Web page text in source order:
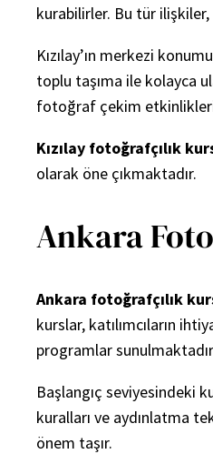
kurabilirler. Bu tür
Kızılay’ın merkezi
toplu taşıma ile kolayca
fotoğraf çekim etkinlikleri
Kızılay fotoğrafçılık
olarak öne çıkmaktadır.
Ankara
Ankara fotoğrafçılık
kurslar, katılımcıların
programlar
Başlangıç seviyesindeki
kuralları ve aydınlatma
önem taşır.